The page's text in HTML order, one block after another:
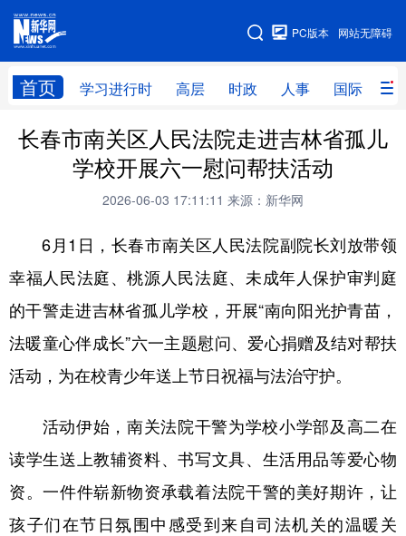
网站无障碍
PC版本
首页 学习进行时 高层 时政 人事 国际 财
网站地图
学习进行时 高层 时政 人事
财经 网评
全球连线
科技 科创 量子 体育
文化 书画 健康 军事
法律 中央文件 金融
学术中国 乡村振兴 银龄 溯源中国
彩票 娱乐 时尚 悦读
长春市南关区人民法院走进吉林省孤儿
学校开展六一慰问帮扶活动
2026-06-03 17:11:11 来源：新华网
6月1日，长春市南关区人民法院副院长刘放带领
幸福人民法庭、桃源人民法庭、未成年人保护审判庭
的干警走进吉林省孤儿学校，开展“南向阳光护青苗，
法暖童心伴成长”六一主题慰问、爱心捐赠及结对帮扶
活动，为在校青少年送上节日祝福与法治守护。
活动伊始，南关法院干警为学校小学部及高二在
读学生送上教辅资料、书写文具、生活用品等爱心物
资。一件件崭新物资承载着法院干警的美好期许，让
孩子们在节日氛围中感受到来自司法机关的温暖关